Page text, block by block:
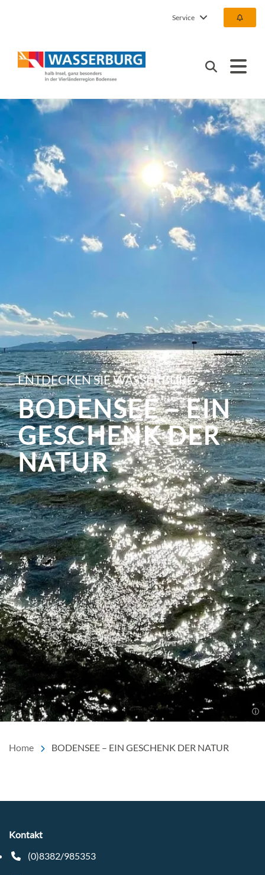
Service
Urlaub | Ferien | Hotel |
Suchen
ENTDECKEN SIE WASSERBURG
BODENSEE – EIN
GESCHENK DER
NATUR
Home BODENSEE – EIN GESCHENK DER NATUR
Kontakt
(0)8382/985353
Telefonnummer: 4 9 8 3 8 2 9 8 5 3 5 3